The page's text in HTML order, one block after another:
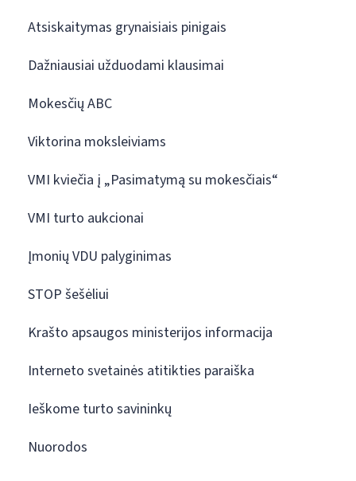
Atsiskaitymas grynaisiais pinigais
Dažniausiai užduodami klausimai
Mokesčių ABC
Viktorina moksleiviams
VMI kviečia į „Pasimatymą su mokesčiais“
VMI turto aukcionai
Įmonių VDU palyginimas
STOP šešėliui
Krašto apsaugos ministerijos informacija
Interneto svetainės atitikties paraiška
Ieškome turto savininkų
Nuorodos